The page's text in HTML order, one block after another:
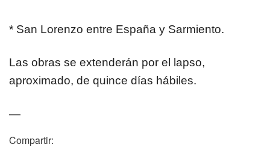
* San Lorenzo entre España y Sarmiento.
Las obras se extenderán por el lapso,
aproximado, de quince días hábiles.
—
Compartir: